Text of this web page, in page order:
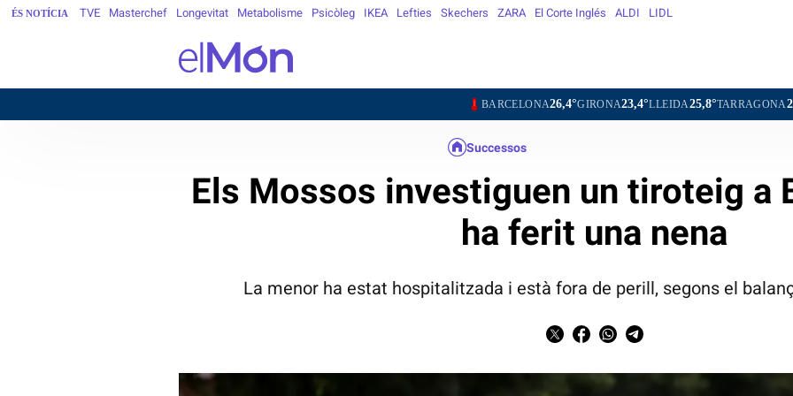
ÉS NOTÍCIA TVE Masterchef Longevitat Metabolisme Psicòleg IKEA Lefties Skechers ZARA El Corte Inglés ALDI LIDL
BARCELONA26,4°GIRONA23,4°LLEIDA25,8°TARRAGONA27,4°TORTOSA
Successos
Els Mossos investiguen un tiroteig a
ha ferit una nena
La menor ha estat hospitalitzada i està fora de perill, segons el